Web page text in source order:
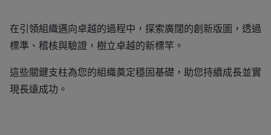
在引領組織邁向卓越的過程中，探索廣闊的創新版圖，透過
標準、稽核與驗證，樹立卓越的新標竿。
這些關鍵支柱為您的組織奠定穩固基礎，助您持續成長並實
現長遠成功。